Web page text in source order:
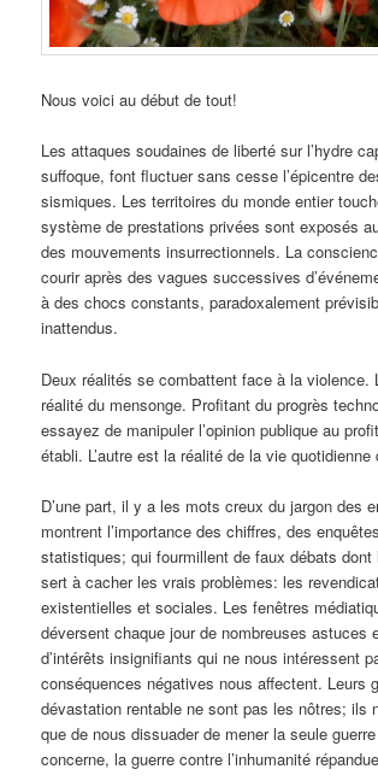
Nous voici au début de tout!
Les attaques soudaines de liberté sur l’hydre
suffoque, font fluctuer sans cesse l’épicentre
sismiques. Les territoires du monde entier
système de prestations privées sont exposés
des mouvements insurrectionnels. La
courir après des vagues successives
à des chocs constants, paradoxalement
inattendus.
Deux réalités se combattent face à la violence.
réalité du mensonge. Profitant du progrès
essayez de manipuler l’opinion publique au
établi. L’autre est la réalité de la vie quotidienne
D’une part, il y a les mots creux du jargon des
montrent l’importance des chiffres, des
statistiques; qui fourmillent de faux débats dont
sert à cacher les vrais problèmes: les
existentielles et sociales. Les fenêtres
déversent chaque jour de nombreuses astuces
d’intérêts insignifiants qui ne nous intéressent
conséquences négatives nous affectent. Leurs
dévastation rentable ne sont pas les nôtres; ils
que de nous dissuader de mener la seule
concerne, la guerre contre l’inhumanité